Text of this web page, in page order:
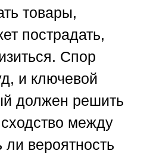
товары,
пострадать,
Спор
и ключевой
должен решить
между
ли вероятность